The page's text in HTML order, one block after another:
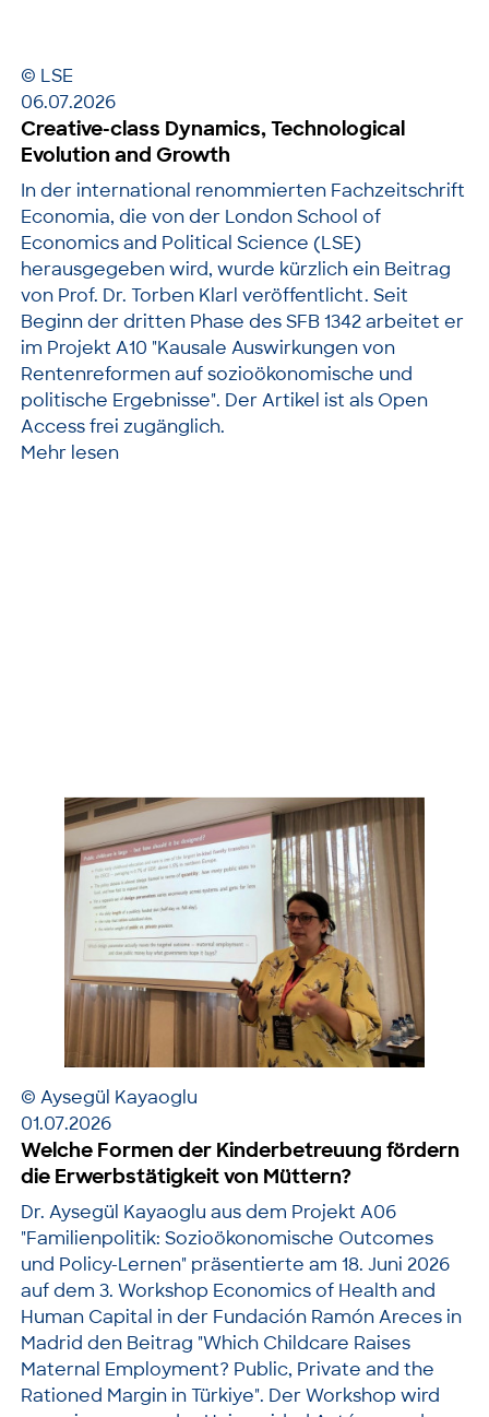
© LSE
06.07.2026
Creative-class Dynamics, Technological
Evolution and Growth
In der international renommierten Fachzeitschrift
Economia, die von der London School of
Economics and Political Science (LSE)
herausgegeben wird, wurde kürzlich ein Beitrag
von Prof. Dr. Torben Klarl veröffentlicht. Seit
Beginn der dritten Phase des SFB 1342 arbeitet er
im Projekt A10 "Kausale Auswirkungen von
Rentenreformen auf sozioökonomische und
politische Ergebnisse". Der Artikel ist als Open
Access frei zugänglich.
Mehr lesen
© Aysegül Kayaoglu
01.07.2026
Welche Formen der Kinderbetreuung fördern
die Erwerbstätigkeit von Müttern?
Dr. Aysegül Kayaoglu aus dem Projekt A06
"Familienpolitik: Sozioökonomische Outcomes
und Policy-Lernen" präsentierte am 18. Juni 2026
auf dem 3. Workshop Economics of Health and
Human Capital in der Fundación Ramón Areces in
Madrid den Beitrag "Which Childcare Raises
Maternal Employment? Public, Private and the
Rationed Margin in Türkiye". Der Workshop wird